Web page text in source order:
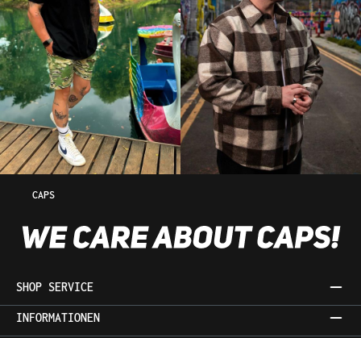
CAPS
SHOP SERVICE
INFORMATIONEN